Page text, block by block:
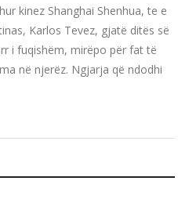
kinez Shanghai Shenhua, te e
Karlos Tevez, gjatë ditës së
i fuqishëm, mirëpo për fat të
në njerëz. Ngjarja që ndodhi